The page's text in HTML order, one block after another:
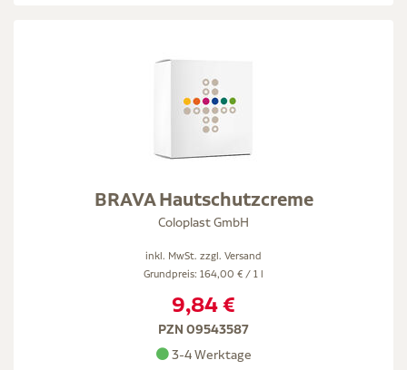
BRAVA Hautschutzcreme
Coloplast GmbH
inkl. MwSt. zzgl. Versand
Grundpreis: 164,00 € / 1 l
9,84 €
PZN 09543587
3-4 Werktage